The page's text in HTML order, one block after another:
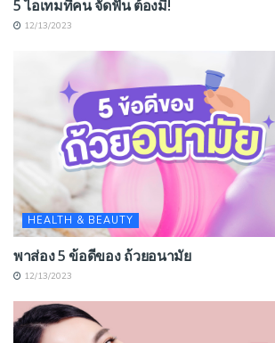
5 ไอเทมที่คน จัดฟัน ต้องมี!
12/13/2023
HEALTH & BEAUTY
พาส่อง 5 ข้อดีของ ถ้วยอนามัย
12/13/2023